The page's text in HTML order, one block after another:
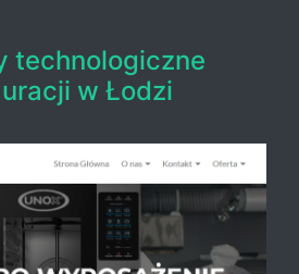
technologiczne
w Łodzi